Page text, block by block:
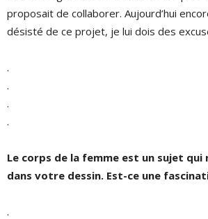
proposait de collaborer. Aujourd’hui
désisté de ce projet, je lui dois des
.
.
.
.
Le corps de la femme est un sujet qui
dans votre dessin. Est-ce une
.